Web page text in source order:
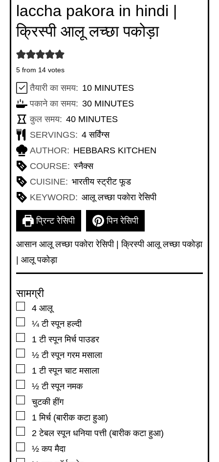
laccha pakora in hindi |
क्रिस्पी आलू लच्छा पकोड़ा
5 from 14 votes
तैयारी का समय: 10MINUTES
MINUTES
पकाने का समय: 30MINUTES
MINUTES
कुल समय: 40MINUTES
MINUTES
SERVINGS: 4 सर्विंग्स
AUTHOR: HEBBARS KITCHEN
COURSE: स्नैक्स
CUISINE: भारतीय स्ट्रीट फूड
KEYWORD: आलू लच्छा पकोरा रेसिपी
प्रिन्ट रेसिपी पिन रेसिपी
आसान आलू लच्छा पकोरा रेसिपी | क्रिस्पी आलू लच्छा पकोड़ा
| आलू पकोड़ा
सामग्री
▢
4 आलू
▢
¼ टी स्पूनहल्दी
▢
1 टी स्पूनमिर्च पाउडर
▢
½ टी स्पूनगरम मसाला
▢
1 टी स्पूनचाट मसाला
▢
½ टी स्पूननमक
▢
चुटकी हींग
▢
1 मिर्च (बारीक कटा हुआ)
▢
2 टेबल स्पून धनिया पत्ती (बारीक कटा हुआ)
▢
½ कप मैदा